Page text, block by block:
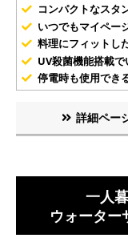
コンパクトなスタ
いつでもマイペー
料理にフィットし
UV殺菌機能搭載
停電時も使用でき
詳細ペー
一人
ウォーター